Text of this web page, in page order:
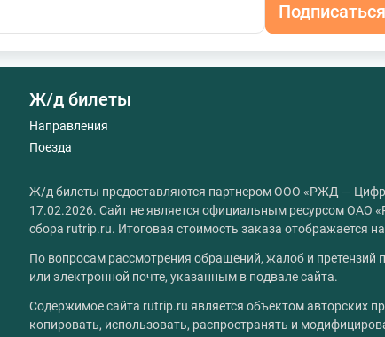
Подписаться
Ж/д билеты
Направления
Поезда
Ж/д билеты предоставляются партнером ООО «РЖД —
17.02.2026. Сайт не является официальным ресурсом ОАО
сбора rutrip.ru. Итоговая стоимость заказа отображается
По вопросам рассмотрения обращений, жалоб и
или электронной почте, указанным в подвале сайта.
Содержимое сайта rutrip.ru является объектом авторских
копировать, использовать, распространять и